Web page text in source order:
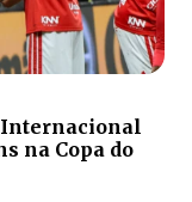
Internacional
na Copa do